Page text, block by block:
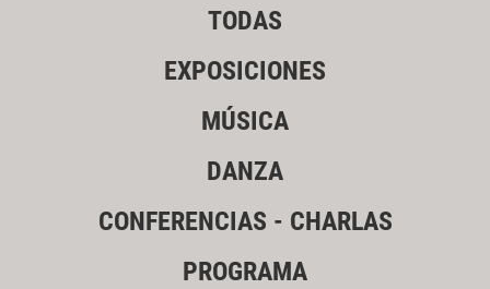
TODAS
EXPOSICIONES
MÚSICA
DANZA
CONFERENCIAS - CHARLAS
PROGRAMA